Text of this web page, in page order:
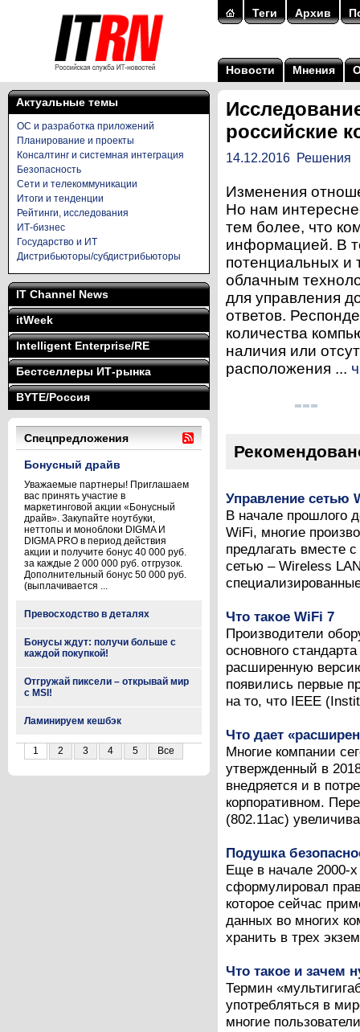
Теги Архив
Новости Мнения
Актуальные темы
ОС и разработка приложений
Планирование и проекты
Консалтинг и системная интеграция
Безопасность
Сети и телекоммуникации
Итоги и тенденции
Рейтинги, исследования
ИТ-бизнес
Государство и ИТ
Дистрибьюторы/субдистрибьюторы
IT Channel News
itWeek
Intelligent Enterprise/RE
Бестселлеры ИТ-рынка
BYTE/Россия
Спецпредложения
Бонусный драйв
Уважаемые партнеры! Приглашаем
вас принять участие в
маркетинговой акции «Бонусный
драйв». Закупайте ноутбуки,
неттопы и моноблоки DIGMA И
DIGMA PRO в период действия
акции и получите бонус 40 000 руб.
за каждые 2 000 000 руб. отгрузок.
Дополнительный бонус 50 000 руб.
(выплачивается ...
Превосходство в деталях
Бонусы ждут: получи больше с
каждой покупкой!
Отгружай пиксели – открывай мир
с MSI!
Ламинируем кешбэк
1 2 3 4 5 Все
российские
14.12.2016 Решения
Изменения
Но нам
тем более, что
информацией. В
потенциальных и
облачным
для управления
ответов.
количества
наличия или
расположения ...
Управление сетью
В начале прошлого
WiFi, многие
предлагать вместе
сетью – Wireless
Что такое WiFi 7
Производители
основного
расширенную
появились первые
на то, что IEEE
Что дает
Многие компании
утвержденный в
внедряется и в
корпоративном.
(802.11ac)
Подушка
Еще в начале 2000-
сформулировал
которое сейчас
данных во многих
хранить в трех
Что такое и зачем
Термин
употребляться в
многие